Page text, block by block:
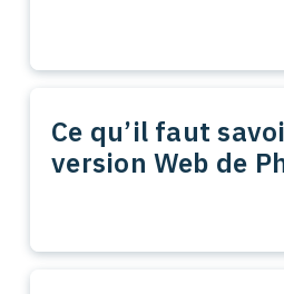
Ce qu’il faut
version Web de